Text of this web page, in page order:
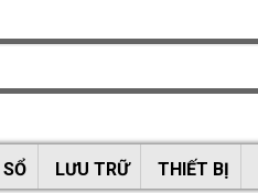
LƯU TRỮ THIẾT BỊ